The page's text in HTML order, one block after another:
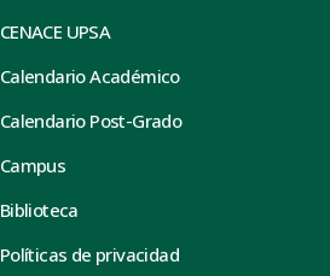
CENACE UPSA
Calendario Académico
Calendario Post-Grado
Campus
Biblioteca
Políticas de privacidad